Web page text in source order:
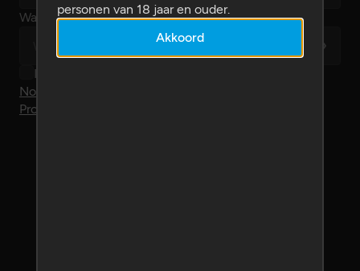
Wachtwoord
Ingelogd blijven
Nog geen account? Schrijf dan hier in.
Problemen met inloggen?
personen van 18 jaar en ouder.
Akkoord